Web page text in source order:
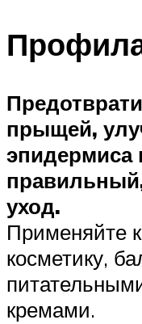
прыщей,
эпидермиса
уход.
Применяйте
косметику,
кремами.